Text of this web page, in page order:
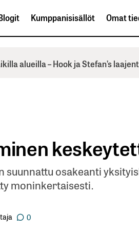
Kumppanisisällöt Omat
alueilla – Hook ja Stefan’s
suunnattu osakeanti
moninkertaisesti.
0